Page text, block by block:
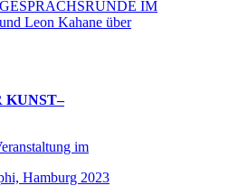
KUNST–
im
Hamburg 2023